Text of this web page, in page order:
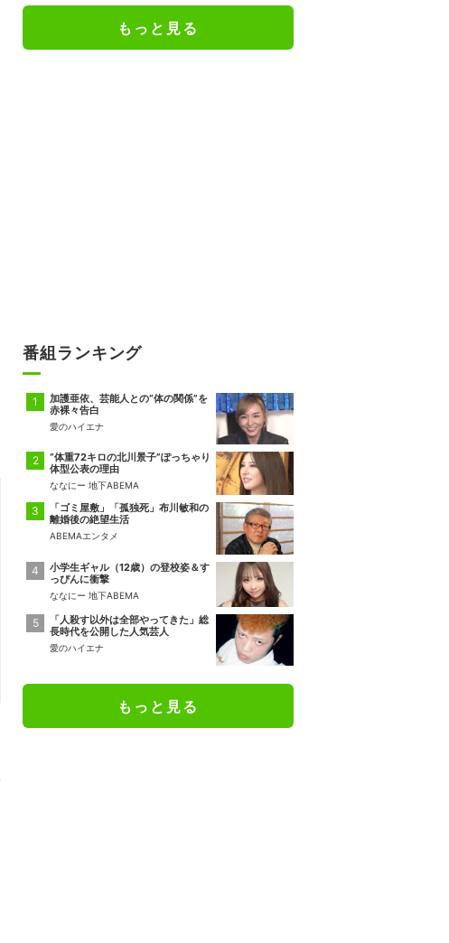
もっと見る
番組ランキング
加護亜依、芸能人との“体の関係”を
赤裸々告白
愛のハイエナ
“体重72キロの北川景子”ぽっちゃり
体型公表の理由
ななにー 地下ABEMA
「ゴミ屋敷」「孤独死」布川敏和の
離婚後の絶望生活
ABEMAエンタメ
小学生ギャル（12歳）の登校姿＆す
っぴんに衝撃
ななにー 地下ABEMA
「人殺す以外は全部やってきた」総
長時代を公開した人気芸人
愛のハイエナ
もっと見る